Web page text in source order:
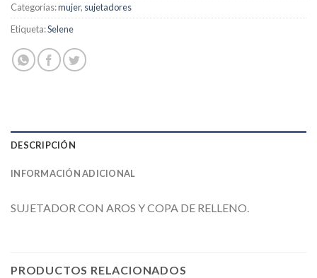
Categorías:mujer, sujetadores
Etiqueta:Selene
DESCRIPCIÓN
INFORMACIÓN ADICIONAL
SUJETADOR CON AROS Y COPA DE RELLENO.
PRODUCTOS RELACIONADOS